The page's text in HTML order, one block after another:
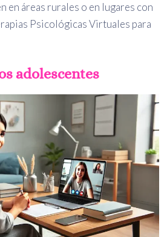
en áreas rurales o en lugares con
Psicológicas Virtuales para
adolescentes